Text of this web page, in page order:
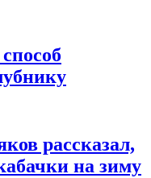
рассказал,
на зиму